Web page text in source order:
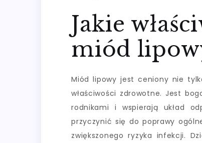
Jakie
miód
Miód lipowy jest ceniony nie
właściwości zdrowotne. Jest
rodnikami i wspierają układ
przyczynić się do poprawy
zwiększonego ryzyka infekcji.